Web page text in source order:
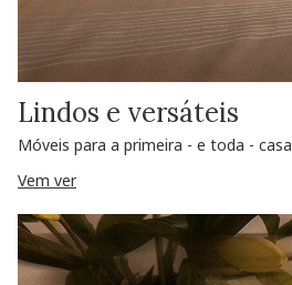
Lindos e versáteis
Móveis para a primeira - e toda - casa
Vem ver